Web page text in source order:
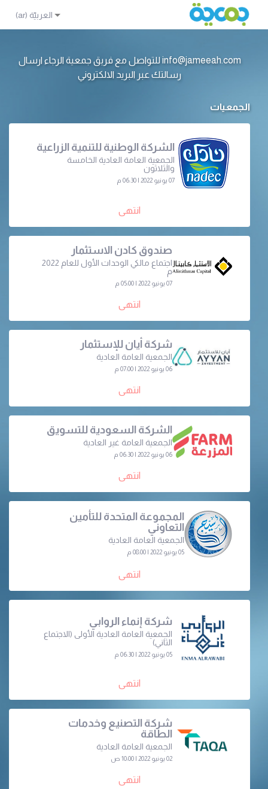
info@jameeah.com للتواصل مع فريق جمعية الرجاء ارسال
رسالتك عبر البريد الالكتروني
الجمعيات
الشركة الوطنية للتنمية الزراعية
الجمعية العامة العادية الخامسة
والثلاثون
07 يونيو 2022 | 06:30 م
انتهى
صندوق كادن الاستثمار
اجتماع مالكي الوحدات الأول للعام 2022
م
07 يونيو 2022 | 05:00 م
انتهى
شركة أيان للإستثمار
الجمعية العامة العادية
06 يونيو 2022 | 07:00 م
انتهى
الشركة السعودية للتسويق
الجمعية العامة غير العادية
06 يونيو 2022 | 06:30 م
انتهى
المجموعة المتحدة للتأمين
التعاوني
الجمعية العامة العادية
05 يونيو 2022 | 08:00 م
انتهى
شركة إنماء الروابي
الجمعية العامة العادیة الأولى (الاجتماع
الثاني)
05 يونيو 2022 | 06:30 م
انتهى
شركة التصنيع وخدمات
الطاقة
الجمعية العامة العادية
02 يونيو 2022 | 10:00 ص
انتهى